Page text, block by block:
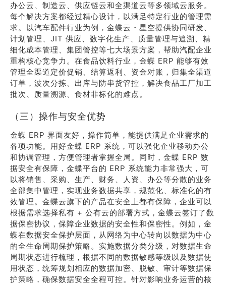
办公云、制造云、供应链云和全渠道云等多领域云服务。
每个解决方案都经过精心设计，以满足特定行业的管理需
求。以汽车配件行业为例，金蝶云・星空提供协同研发、
计划管理、JIT 供应、数字化生产、质量管理与追溯、精
细化成本管理、集团管控等七大场景方案，帮助汽配企业
重构核心竞争力。在食品饮料行业，金蝶 ERP 能够有效
管理全渠道定价促销、结算返利、资金对账，归集全渠道
订单，波次分拣、出库与防串货管控，解决食品工厂加工
批次、质量溯源、食材非标化的难点。
（三）操作与安全优势
金蝶 ERP 界面友好，操作简单，能提供满足企业需求的
各项功能。用好金蝶 ERP 系统，可以强化企业移动办公
和协调管理，方便管理者掌握全局。同时，金蝶 ERP 数
据安全有保障，金蝶平台的 ERP 系统能力非常强大，可
以将销售、采购、生产、财务、人资、办公等分散的业务
全部集中管理，实现业务数据共享，规范化、标准化的有
效管理。金蝶云旗下的产品在安全上都有保障，企业可以
根据需求选择私有 + 公有云的部署方式，金蝶云签订了数
据保密协议，保障企业数据的安全性和保密性。例如，金
蝶在数据安全保护层面，从网络为中心转向以数据为中心
的全生命周期保护策略。实施数据分类分级，对数据生命
周期状态进行梳理，根据不同的数据敏感等级以及数据使
用状态，统筹规划相应的数据加密、脱敏、审计等数据保
护策略，确保数据安全全程可控。针对影响业务运营的核